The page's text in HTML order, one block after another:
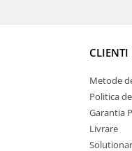
CLIENTI
Metode
Politica
Garantia
Livrare